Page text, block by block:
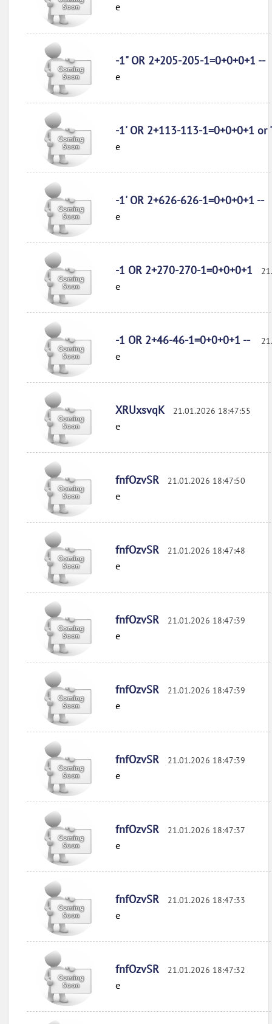
e
-1" OR 2+205-205-1=0+0+0+1 --
e
-1' OR 2+113-113-1=0+0+0+1 or
e
-1' OR 2+626-626-1=0+0+0+1 --
e
-1 OR 2+270-270-1=0+0+0+1
e
-1 OR 2+46-46-1=0+0+0+1 --
e
XRUxsvqK 21.01.2026 18:47:55
e
fnfOzvSR 21.01.2026 18:47:50
e
fnfOzvSR 21.01.2026 18:47:48
e
fnfOzvSR 21.01.2026 18:47:39
e
fnfOzvSR 21.01.2026 18:47:39
e
fnfOzvSR 21.01.2026 18:47:39
e
fnfOzvSR 21.01.2026 18:47:37
e
fnfOzvSR 21.01.2026 18:47:33
e
fnfOzvSR 21.01.2026 18:47:32
e